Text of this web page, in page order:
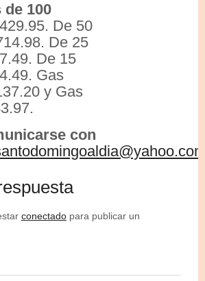
100
De 50
De 25
De 15
Gas
y Gas
con
conectado para publicar un